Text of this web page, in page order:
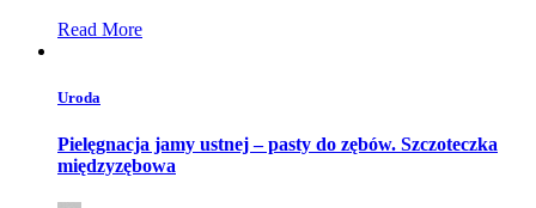
Read More
Uroda
Pielęgnacja jamy ustnej – pasty do zębów. Szczoteczka
międzyzębowa